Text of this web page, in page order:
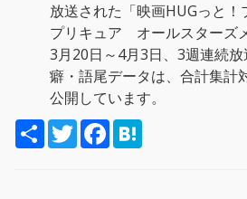
放送された「映画HUGっと
プリキュア オールスターズ
3月20日～4月3日、3週連続
癖・語尾データは、合計集計
公開しています。
S
h
T
w
F
a